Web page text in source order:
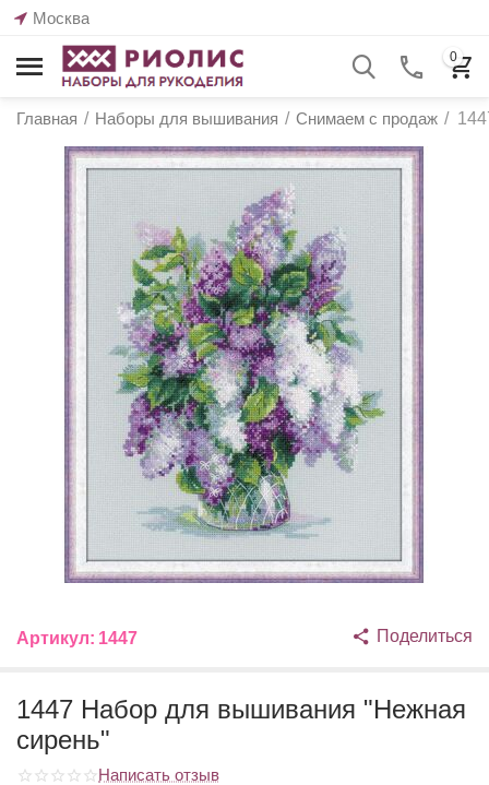
Москва
0
Главная / Наборы для вышивания / Снимаем с продаж /
Артикул: 1447 Поделиться
1447 Набор для вышивания "Нежная
сирень"
Написать отзыв